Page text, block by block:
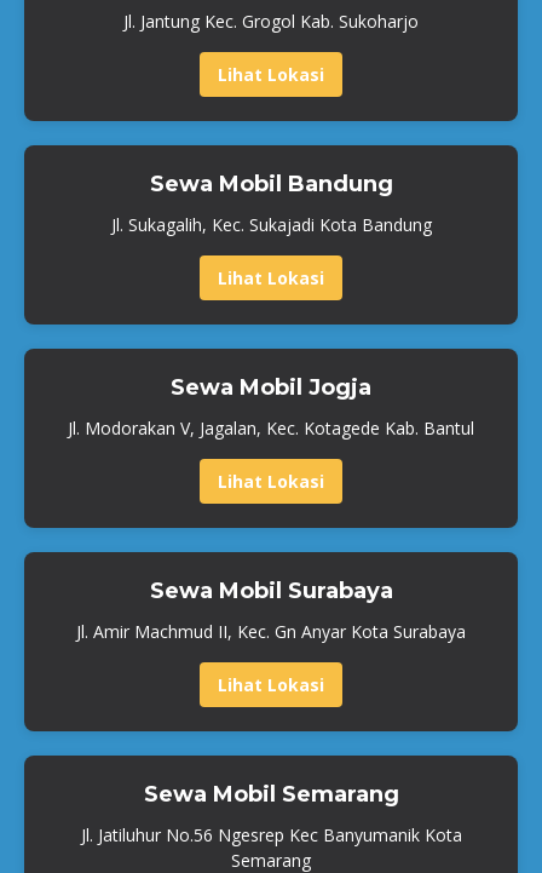
Jl. Jantung Kec. Grogol Kab. Sukoharjo
Lihat Lokasi
Sewa Mobil Bandung
Jl. Sukagalih, Kec. Sukajadi Kota Bandung
Lihat Lokasi
Sewa Mobil Jogja
Jl. Modorakan V, Jagalan, Kec. Kotagede Kab. Bantul
Lihat Lokasi
Sewa Mobil Surabaya
Jl. Amir Machmud II, Kec. Gn Anyar Kota Surabaya
Lihat Lokasi
Sewa Mobil Semarang
Jl. Jatiluhur No.56 Ngesrep Kec Banyumanik Kota
Semarang